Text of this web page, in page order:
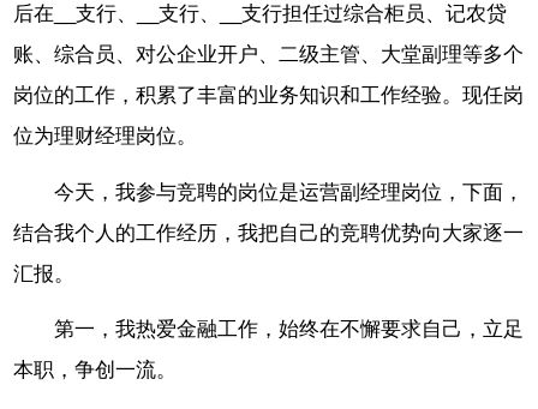
后在__支行、__支行、__支行担任过综合柜员、记农贷
账、综合员、对公企业开户、二级主管、大堂副理等多个
岗位的工作，积累了丰富的业务知识和工作经验。现任岗
位为理财经理岗位。
今天，我参与竞聘的岗位是运营副经理岗位，下面，
结合我个人的工作经历，我把自己的竞聘优势向大家逐一
汇报。
第一，我热爱金融工作，始终在不懈要求自己，立足
本职，争创一流。